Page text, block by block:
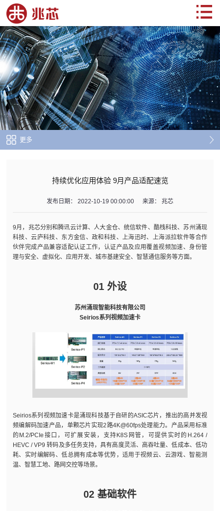
更多
持续优化应用体验 9月产品适配速览
发布日期： 2022-10-19 00:00:00 来源： 兆芯
9月，兆芯分别和腾讯云计算、人大金仓、统信软件、酷栈科技、苏州涌现
科技、云庐科技、东方金信、政和科技、上海迅时、上海派拉软件等合作
伙伴完成产品兼容适配认证工作，认证产品及应用覆盖视频加速、身份管
理与安全、虚拟化、应用开发、城市基建安全、智慧通信服务等方面。
01 外设
苏州涌现智能科技有限公司
Seirios系列视频加速卡
Seirios系列视频加速卡是涌现科技基于自研的ASIC芯片，推出的高并发视
频编解码加速产品，单颗芯片实现2路4K@60fps处理能力。产品采用标准
的M.2/PCIe接口，可扩展安装，支持K8S网管，可提供实时的H.264 /
HEVC / VP9 转码及多任务支持，具有高度灵活、高吞吐量、低成本、低功
耗、实时编解码、低总拥有成本等优势，适用于视频云、云游戏、智能测
温、智慧工地、路网交控等场景。
02 基础软件